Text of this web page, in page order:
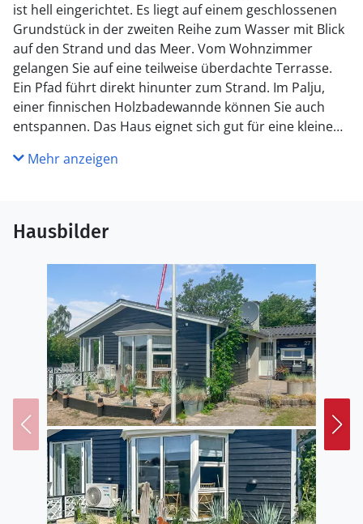
ist hell eingerichtet. Es liegt auf einem geschlossenen
Grundstück in der zweiten Reihe zum Wasser mit Blick
auf den Strand und das Meer. Vom Wohnzimmer
gelangen Sie auf eine teilweise überdachte Terrasse.
Ein Pfad führt direkt hinunter zum Strand. Im Palju,
einer finnischen Holzbadewannde können Sie auch
entspannen. Das Haus eignet sich gut für eine kleine
Nähe zum Meer verbringen kann.
Mehr anzeigen
Hausbilder